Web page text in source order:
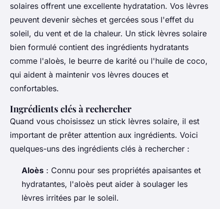
solaires offrent une excellente hydratation. Vos lèvres
peuvent devenir sèches et gercées sous l'effet du
soleil, du vent et de la chaleur. Un stick lèvres solaire
bien formulé contient des ingrédients hydratants
comme l'aloès, le beurre de karité ou l'huile de coco,
qui aident à maintenir vos lèvres douces et
confortables.
Ingrédients clés à rechercher
Quand vous choisissez un stick lèvres solaire, il est
important de prêter attention aux ingrédients. Voici
quelques-uns des ingrédients clés à rechercher :
Aloès : Connu pour ses propriétés apaisantes et
hydratantes, l'aloès peut aider à soulager les
lèvres irritées par le soleil.